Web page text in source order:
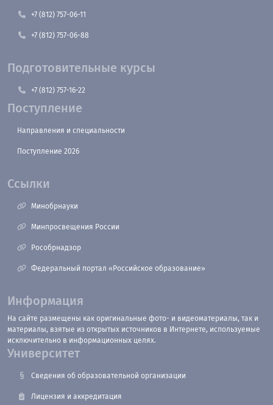
+7 (812) 757-06-11
+7 (812) 757-06-88
Подготовительные курсы
+7 (812) 757-16-22
Поступление
Направления и специальности
Поступление 2026
Ссылки
Минобрнауки
Минпросвещения России
Рособрнадзор
Федеральный портал «Российское образование»
Информация
На сайте размещены как оригинальные фото- и видеоматериалы, так и
материалы, взятые из открытых источников в Интернете, используемые
исключительно в информационных целях.
Университет
Сведения об образовательной организации
Лицензия и аккредитация